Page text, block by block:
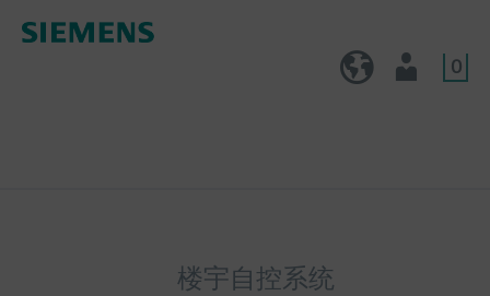
0
楼宇自控系统